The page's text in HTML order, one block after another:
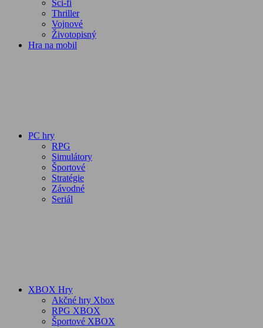
Sci-fi
Thriller
Vojnové
Životopisný
Hra na mobil
PC hry
RPG
Simulátory
Športové
Stratégie
Závodné
Seriál
XBOX Hry
Akčné hry Xbox
RPG XBOX
Športové XBOX